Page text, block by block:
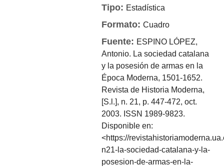
Tipo: Estadística
Formato:Cuadro
Fuente: ESPINO LÓPEZ,
Antonio. La sociedad catalana
y la posesión de armas en la
Época Moderna, 1501-1652.
Revista de Historia Moderna,
[S.l.], n. 21, p. 447-472, oct.
2003. ISSN 1989-9823.
Disponible en:
<https://
n21-la-sociedad-catalana-y-la-
posesion-de-armas-en-la-